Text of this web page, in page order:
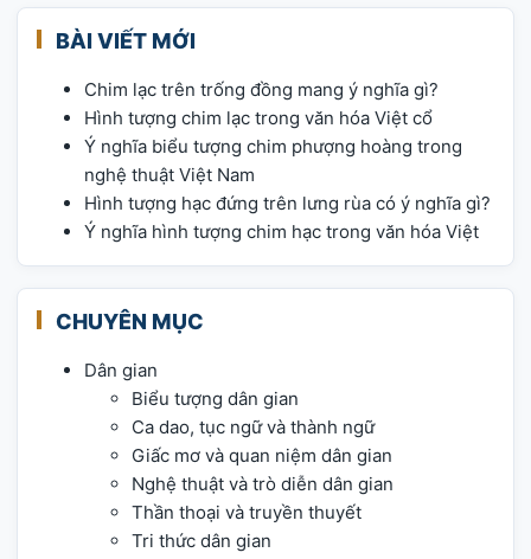
BÀI VIẾT MỚI
Chim lạc trên trống đồng mang ý nghĩa gì?
Hình tượng chim lạc trong văn hóa Việt cổ
Ý nghĩa biểu tượng chim phượng hoàng trong
nghệ thuật Việt Nam
Hình tượng hạc đứng trên lưng rùa có ý nghĩa gì?
Ý nghĩa hình tượng chim hạc trong văn hóa Việt
CHUYÊN MỤC
Dân gian
Biểu tượng dân gian
Ca dao, tục ngữ và thành ngữ
Giấc mơ và quan niệm dân gian
Nghệ thuật và trò diễn dân gian
Thần thoại và truyền thuyết
Tri thức dân gian